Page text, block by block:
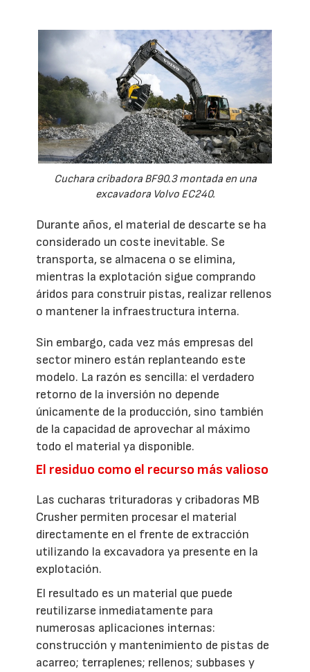
Cuchara cribadora BF90.3 montada en una
excavadora Volvo EC240.
Durante años, el material de descarte se ha
considerado un coste inevitable. Se
transporta, se almacena o se elimina,
mientras la explotación sigue comprando
áridos para construir pistas, realizar rellenos
o mantener la infraestructura interna.
Sin embargo, cada vez más empresas del
sector minero están replanteando este
modelo. La razón es sencilla: el verdadero
retorno de la inversión no depende
únicamente de la producción, sino también
de la capacidad de aprovechar al máximo
todo el material ya disponible.
El residuo como el recurso más valioso
Las cucharas trituradoras y cribadoras MB
Crusher permiten procesar el material
directamente en el frente de extracción
utilizando la excavadora ya presente en la
explotación.
El resultado es un material que puede
reutilizarse inmediatamente para
numerosas aplicaciones internas:
construcción y mantenimiento de pistas de
acarreo; terraplenes; rellenos; subbases y